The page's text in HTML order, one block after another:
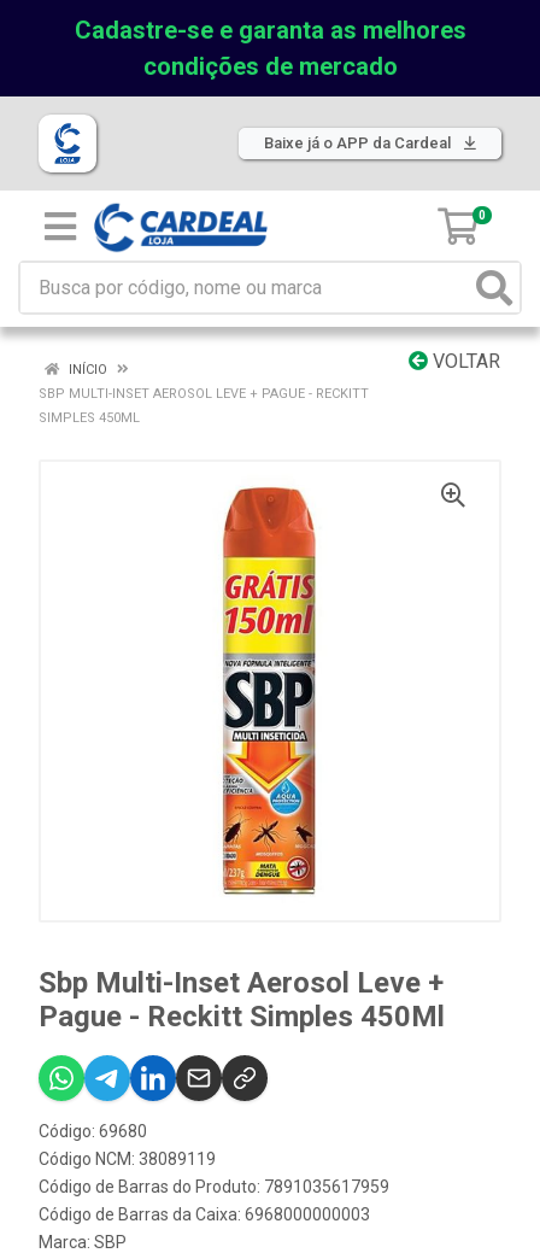
Cadastre-se e garanta as melhores
condições de mercado
Baixe já o APP da Cardeal
0
VOLTAR
INÍCIO
SBP MULTI-INSET AEROSOL LEVE + PAGUE - RECKITT
SIMPLES 450ML
Sbp Multi-Inset Aerosol Leve +
Pague - Reckitt Simples 450Ml
Código: 69680
Código NCM: 38089119
Código de Barras do Produto: 7891035617959
Código de Barras da Caixa: 6968000000003
Marca: SBP